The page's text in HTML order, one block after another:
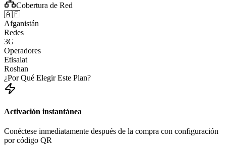
Cobertura de Red
🇦🇫
Afganistán
Redes
3G
Operadores
Etisalat
Roshan
¿Por Qué Elegir Este Plan?
Activación instantánea
Conéctese inmediatamente después de la compra con configuración
por código QR